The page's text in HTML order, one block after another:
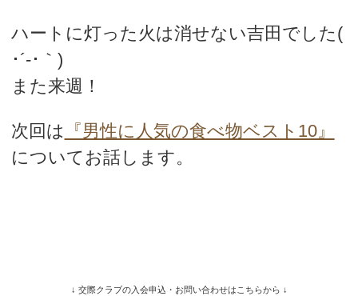
ハートに灯った火は消せない吉田でした(
･´-･｀)
また来週！
次回は
『男性に人気の食べ物ベスト10』
についてお話します。
↓ 交際クラブの入会申込・お問い合わせはこちらから ↓